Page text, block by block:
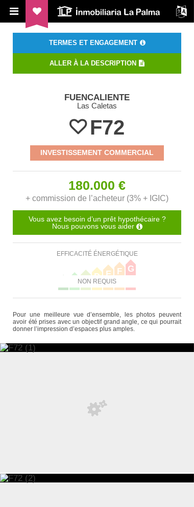
ILP Inmobiliaria La Palma
TERMES ET ENGAGEMENT
ALLER À LA DESCRIPTION
FUENCALIENTE
Las Caletas
F72
INVESTISSEMENT COMMERCIAL
180.000 €
+ commission de l’acheteur (3% + IGIC)
Vous avez besoin d’un prêt hypothécaire ?
Nous pouvons vous aider
EFFICACITÉ ÉNERGÉTIQUE
C D E F G
NON REQUIS
Pour une meilleure vue d’ensemble, les photos peuvent
avoir été prises avec un objectif grand angle, ce qui pourrait
donner l’impression d’espaces plus amples.